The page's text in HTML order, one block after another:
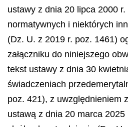
ustawy z dnia 20 lipca 2000 r.
normatywnych i niektórych
(Dz. U. z 2019 r. poz. 1461)
załączniku do niniejszego
tekst ustawy z dnia 30
świadczeniach
poz. 421), z uwzględnieniem
ustawą z dnia 20 marca 2025